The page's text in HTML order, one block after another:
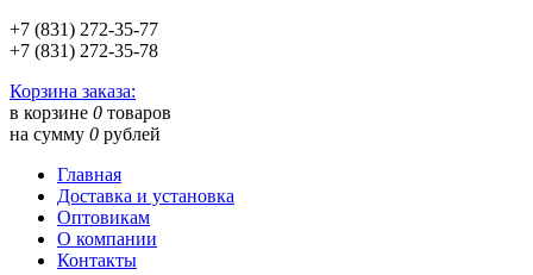
+7 (831) 272-35-77
+7 (831) 272-35-78
Корзина заказа:
в корзине 0 товаров
на сумму 0 рублей
Главная
Доставка и установка
Оптовикам
О компании
Контакты